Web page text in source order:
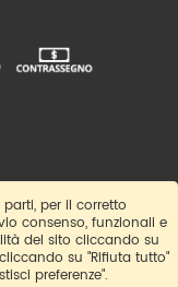
per il corretto
consenso, funzionali e
del sito cliccando su
su "Rifiuta tutto"
preferenze".